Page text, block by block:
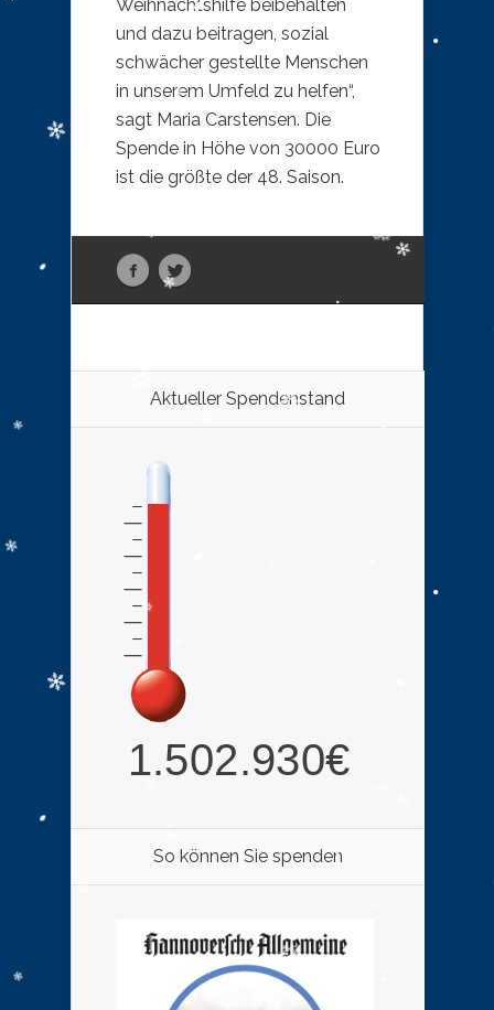
Weihnachtshilfe beibehalten
und dazu beitragen, sozial
schwächer gestellte Menschen
in unserem Umfeld zu helfen“,
sagt Maria Carstensen. Die
Spende in Höhe von 30000 Euro
ist die größte der 48. Saison.
Aktueller Spendenstand
So können Sie spenden